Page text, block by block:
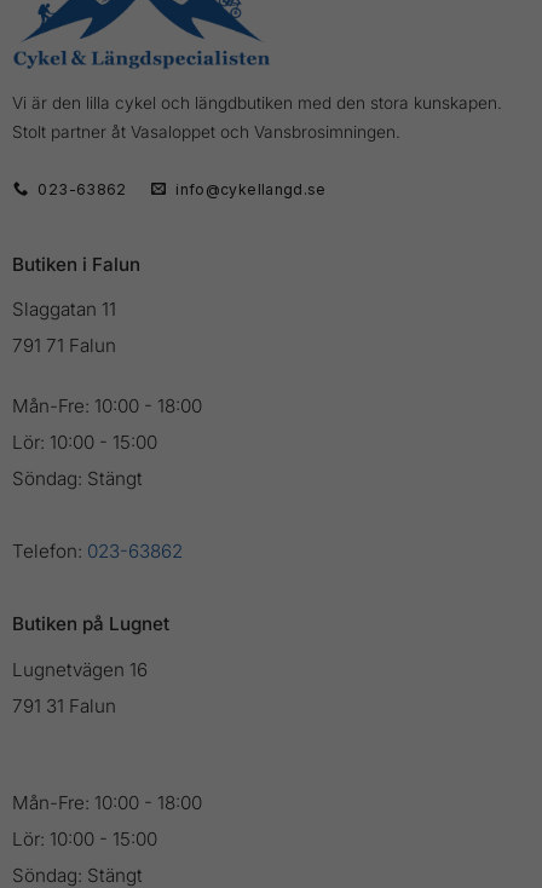
Vi är den lilla cykel och längdbutiken med den stora kunskapen.
Stolt partner åt Vasaloppet och Vansbrosimningen.
023-63862 info@cykellangd.se
Butiken i Falun
Slaggatan 11
791 71 Falun
Mån-Fre: 10:00 - 18:00
Lör: 10:00 - 15:00
Söndag: Stängt
Telefon: 023-63862
Butiken på Lugnet
Lugnetvägen 16
791 31 Falun
Mån-Fre: 10:00 - 18:00
Lör: 10:00 - 15:00
Söndag: Stängt